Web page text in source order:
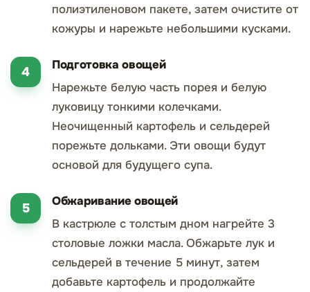
полиэтиленовом пакете, затем очистите от
кожуры и нарежьте небольшими кусками.
Подготовка овощей
Нарежьте белую часть порея и белую
луковицу тонкими колечками.
Неочищенный картофель и сельдерей
порежьте дольками. Эти овощи будут
основой для будущего супа.
Обжаривание овощей
В кастрюле с толстым дном нагрейте 3
столовые ложки масла. Обжарьте лук и
сельдерей в течение 5 минут, затем
добавьте картофель и продолжайте